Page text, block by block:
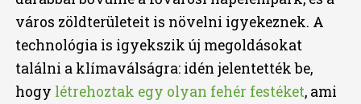
város zöldterületeit is növelni igyekeznek. A
technológia is igyekszik új megoldásokat
találni a klímaválságra: idén jelentették be,
hogy létrehoztak egy olyan fehér festéket, ami